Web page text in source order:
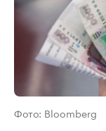
Фото: Bloomberg